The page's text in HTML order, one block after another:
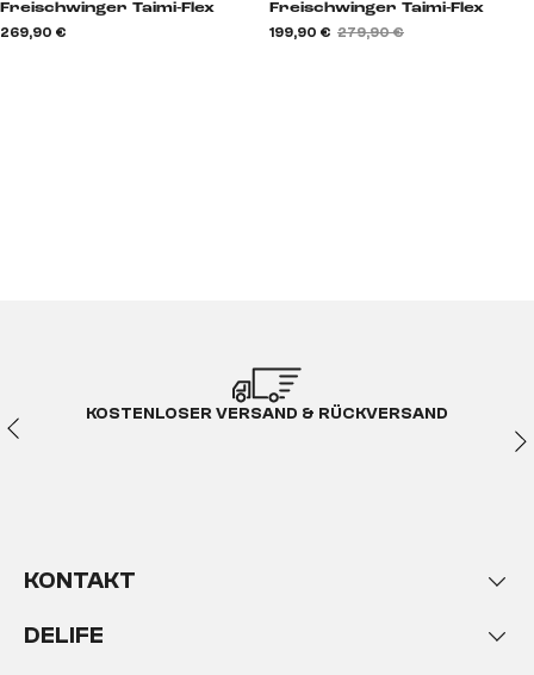
Freischwinger Taimi-Flex
269,90 €
Freischwinger Taimi-Flex
199,90 € 279,90 €
KOSTENLOSER VERSAND & RÜCKVERSAND
KONTAKT
DELIFE